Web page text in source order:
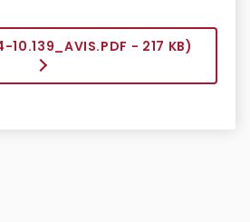
10.139_AVIS.PDF - 217 KB)